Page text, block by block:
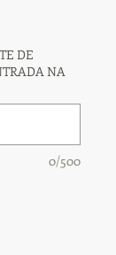
DE
NA
0/500